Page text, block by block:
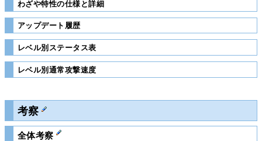
わざや特性の仕様と詳細
アップデート履歴
レベル別ステータス表
レベル別通常攻撃速度
考察
全体考察